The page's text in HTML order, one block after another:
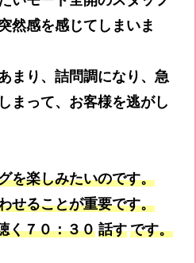
然感を感じてしまいま
まり、詰問調になり、急
まって、お客様を逃がし
を楽しみたいのです。
せることが重要です。
く７０：３０ 話す です。